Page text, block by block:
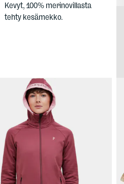
Kevyt, 100% merinovillasta
tehty kesämekko.